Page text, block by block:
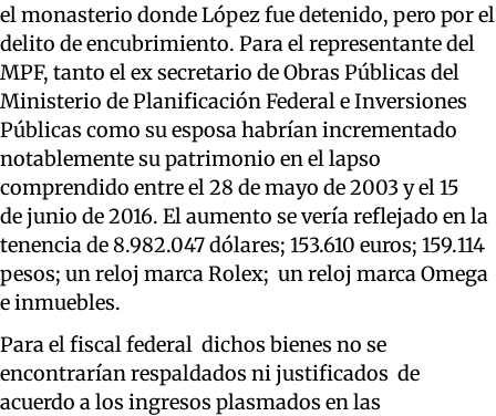
el monasterio donde López fue detenido, pero por el
delito de encubrimiento. Para el representante del
MPF, tanto el ex secretario de Obras Públicas del
Ministerio de Planificación Federal e Inversiones
Públicas como su esposa habrían incrementado
notablemente su patrimonio en el lapso
comprendido entre el 28 de mayo de 2003 y el 15
de junio de 2016. El aumento se vería reflejado en la
tenencia de 8.982.047 dólares; 153.610 euros; 159.114
pesos; un reloj marca Rolex; un reloj marca Omega
e inmuebles.
Para el fiscal federal dichos bienes no se
encontrarían respaldados ni justificados de
acuerdo a los ingresos plasmados en las